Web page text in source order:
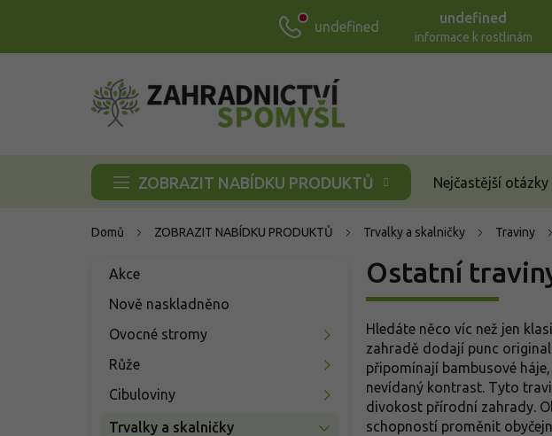
undefined
undefined
informace k rostlinám
ZOBRAZIT NABÍDKU PRODUKTŮ Nejčastější
Domů ZOBRAZIT NABÍDKU PRODUKTŮ Trvalky a skalničky Traviny
Přeskočit
Akce
Nově naskladněno
Ovocné stromy
Růže
Cibuloviny
Trvalky a skalničky
Ostatní
Hledáte něco víc než jen
zahradě dodají punc
připomínají bambusové
nevídaný kontrast. Tyto
divokost přírodní zahrady.
schopností proměnit